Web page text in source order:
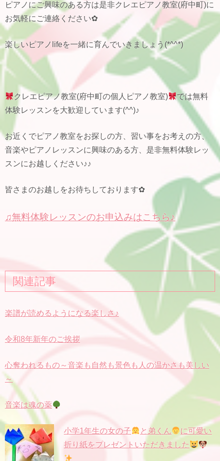
ピアノにご興味のある方は是非クレエピアノ教室(府中町)に
お気軽にご連絡ください✿
楽しいピアノlifeを一緒に育んでいきましょう(*^^*)
クレエピアノ教室(府中町の個人ピアノ教室)
では無料
体験レッスンを大歓迎しています(^^)♪
お近くでピアノ教室をお探しの方、習い事をお考えの方、
音楽やピアノレッスンに興味のある方、是非無料体験レッ
スンにお越しください♪♪
皆さまのお越しをお待ちしております✿
♫無料体験レッスンのお申込みはこちら♪
関連記事
楽譜が読めるようになる楽しさ♪
令和8年新年のご挨拶
心奪われるもの～音楽も自然も景色も人の温かさも美しい
～
音楽は魂の薬
小学1年生の女の子 と弟くん
に可愛い
折り紙をプレゼントいただきました